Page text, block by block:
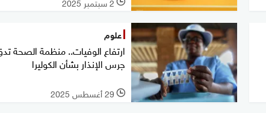
علوم
ارتفاع الوفيات.. منظمة الصحة
جرس الإنذار بشأن الكوليرا
l 29 أغسطس 2025